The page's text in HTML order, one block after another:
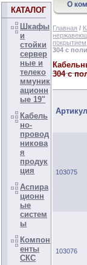
КАТАЛОГ
Шкафы
и
стойки
сервер
ные и
телеко
ммуник
ационн
ые 19"
Кабель
но-
провод
никова
я
продук
ция
Аспира
ционн
ые
систем
ы
Компон
енты
СКС
Главная /
покрытием
304 с
304 с
Артикул
103075
103076